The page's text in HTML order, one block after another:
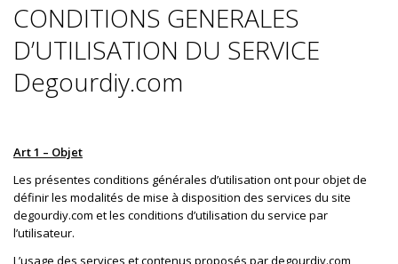
CONDITIONS GENERALES
D’UTILISATION DU SERVICE
Degourdiy.com
Art 1 – Objet
Les présentes conditions générales d’utilisation ont pour objet de
définir les modalités de mise à disposition des services du site
degourdiy.com et les conditions d’utilisation du service par
l’utilisateur.
L’usage des services et contenus proposés par degourdiy.com